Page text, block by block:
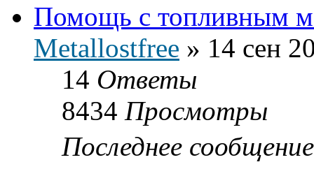
Помощь с топливным
Metallostfree » 14 сен
14 Ответы
8434 Просмотры
Последнее